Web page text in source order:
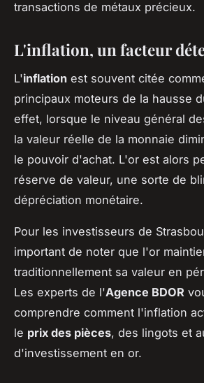
transactions de métaux précieux.
L'inflation, un facteur
L'inflation est souvent citée
principaux moteurs de la hausse
effet, lorsque le niveau général
la valeur réelle de la monnaie
le pouvoir d'achat. L'or est alors
réserve de valeur, une sorte de
dépréciation monétaire.
Pour les investisseurs de
important de noter que l'or
traditionnellement sa valeur en
Les experts de l'Agence BDOR
comprendre comment l'inflation
le prix des pièces, des lingots et
d'investissement en or.